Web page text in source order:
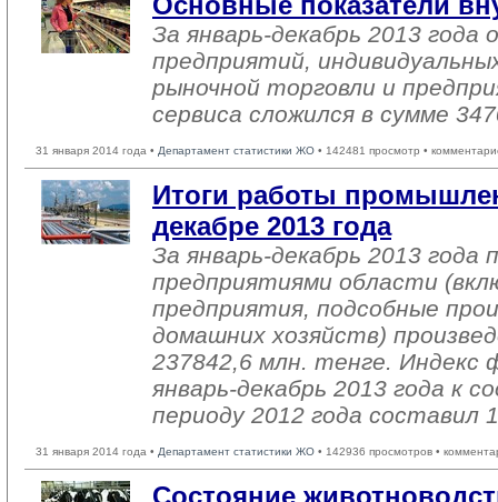
За январь-декабрь 2013
предприятий,
рыночной торговли и
сервиса сложился в сумме
31 января 2014 года • Департамент статистики ЖО • 142481 просмотр •
Итоги работы
декабре 2013 года
За январь-декабрь 2013
предприятиями области
предприятия, подсобные
домашних хозяйств)
237842,6 млн. тенге. Индекс
январь-декабрь 2013 года к
периоду 2012 года составил
31 января 2014 года • Департамент статистики ЖО • 142936 просмотров •
Состояние